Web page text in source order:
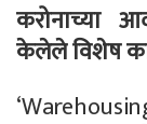
करोनाच्या
केलेले विशेष